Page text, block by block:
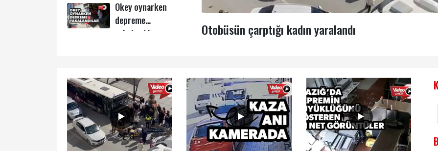
Okey oynarken
depreme
yakalandılar
Otobüsün çarptığı kadın yaralandı